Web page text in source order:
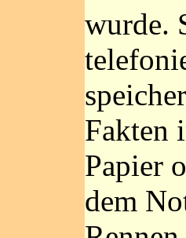
wurde.
Fakten
Papier
dem